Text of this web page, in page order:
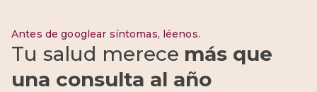
Antes de googlear síntomas, léenos.
Tu salud merece más que
una consulta al año